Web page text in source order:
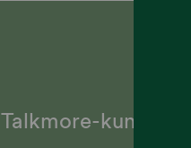
Talkmore-kunder